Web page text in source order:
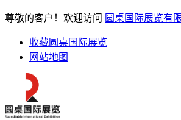
尊敬的客户！欢迎访问 圆桌国际展览有
收藏圆桌国际展览
网站地图